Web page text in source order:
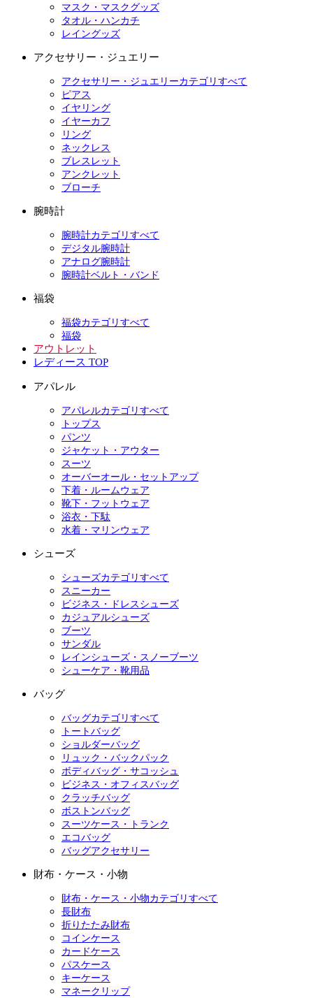
マスク・マスクグッズ
タオル・ハンカチ
レイングッズ
アクセサリー・ジュエリー
アクセサリー・ジュエリーカテゴリすべて
ピアス
イヤリング
イヤーカフ
リング
ネックレス
ブレスレット
アンクレット
ブローチ
腕時計
腕時計カテゴリすべて
デジタル腕時計
アナログ腕時計
腕時計ベルト・バンド
福袋
福袋カテゴリすべて
福袋
アウトレット
レディース TOP
アパレル
アパレルカテゴリすべて
トップス
パンツ
ジャケット・アウター
スーツ
オーバーオール・セットアップ
下着・ルームウェア
靴下・フットウェア
浴衣・下駄
水着・マリンウェア
シューズ
シューズカテゴリすべて
スニーカー
ビジネス・ドレスシューズ
カジュアルシューズ
ブーツ
サンダル
レインシューズ・スノーブーツ
シューケア・靴用品
バッグ
バッグカテゴリすべて
トートバッグ
ショルダーバッグ
リュック・バックパック
ボディバッグ・サコッシュ
ビジネス・オフィスバッグ
クラッチバッグ
ボストンバッグ
スーツケース・トランク
エコバッグ
バッグアクセサリー
財布・ケース・小物
財布・ケース・小物カテゴリすべて
長財布
折りたたみ財布
コインケース
カードケース
パスケース
キーケース
マネークリップ